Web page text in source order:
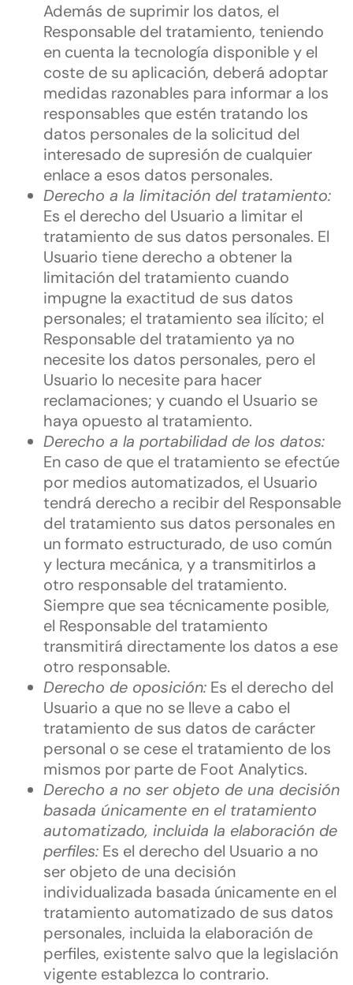
Además de suprimir los datos, el
Responsable del tratamiento, teniendo
en cuenta la tecnología disponible y el
coste de su aplicación, deberá adoptar
medidas razonables para informar a los
responsables que estén tratando los
datos personales de la solicitud del
interesado de supresión de cualquier
enlace a esos datos personales.
Derecho a la limitación del tratamiento:
Es el derecho del Usuario a limitar el
tratamiento de sus datos personales. El
Usuario tiene derecho a obtener la
limitación del tratamiento cuando
impugne la exactitud de sus datos
personales; el tratamiento sea ilícito; el
Responsable del tratamiento ya no
necesite los datos personales, pero el
Usuario lo necesite para hacer
reclamaciones; y cuando el Usuario se
haya opuesto al tratamiento.
Derecho a la portabilidad de los datos:
En caso de que el tratamiento se efectúe
por medios automatizados, el Usuario
tendrá derecho a recibir del Responsable
del tratamiento sus datos personales en
un formato estructurado, de uso común
y lectura mecánica, y a transmitirlos a
otro responsable del tratamiento.
Siempre que sea técnicamente posible,
el Responsable del tratamiento
transmitirá directamente los datos a ese
otro responsable.
Derecho de oposición: Es el derecho del
Usuario a que no se lleve a cabo el
tratamiento de sus datos de carácter
personal o se cese el tratamiento de los
mismos por parte de Foot Analytics.
Derecho a no ser objeto de una decisión
basada únicamente en el tratamiento
automatizado, incluida la elaboración de
perfiles: Es el derecho del Usuario a no
ser objeto de una decisión
individualizada basada únicamente en el
tratamiento automatizado de sus datos
personales, incluida la elaboración de
perfiles, existente salvo que la legislación
vigente establezca lo contrario.